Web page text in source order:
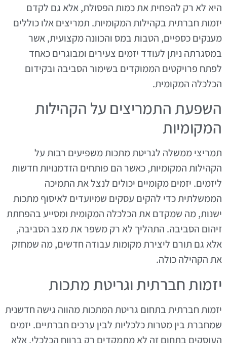
היא לא רק להפחית את כמות הפסולת, אלא גם לקדם
יזמות חברתית בקהילות המקומיות. תמריצים אלו כוללים
מענקים כספיים, הטבות במס והכוונה מקצועית, אשר
במסגרתה ניתן לעודד יזמים צעירים ומבוגרים כאחד
לפתח פרויקטים הממוקדים בשימור הסביבה ובקידום
הכלכלה המקומית.
השפעת התמריצים על הקהילות
המקומיות
תמריצי ממשלה לגריטת מתכות משפיעים רבות על
הקהילות המקומיות, כאשר הם פותחים הזדמנויות חדשות
ליזמים. יזמים מקומיים יכולים לנצל את התמיכה
הממשלתית כדי להקים עסקים שמיועדים לאיסוף מתכות
ישנות, מה שמקדם את הכלכלה המקומית ומסייע בהפחתת
זיהום הסביבה. התהליך לא רק משפר את מצב הסביבה,
אלא גם תורם ליצירת מקומות עבודה חדשים, מה שמחזק
את הקהילה כולה.
יזמות חברתית וגריטת מתכות
יזמות חברתית בתחום גריטת המתכות מהווה גישה חדשנית
שמחברת בין מטרות כלכליות לבין ערכים חברתיים. יזמים
העוסקים בתחום זה לא מתמקדים רק ברווח הכלכלי, אלא